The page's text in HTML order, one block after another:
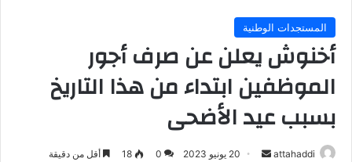
المستجدات الوطنية
أخنوش يعلن عن صرف أجور
الموظفين ابتداء من هذا التاريخ
بسبب عيد الأضحى
attahaddi
أرسل 20 يونيو 2023 0
18 أقل من دقيقة